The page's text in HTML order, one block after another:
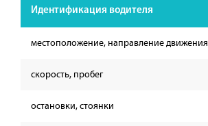
Идентификация водителя
местоположение, направление движения
скорость, пробег
остановки, стоянки